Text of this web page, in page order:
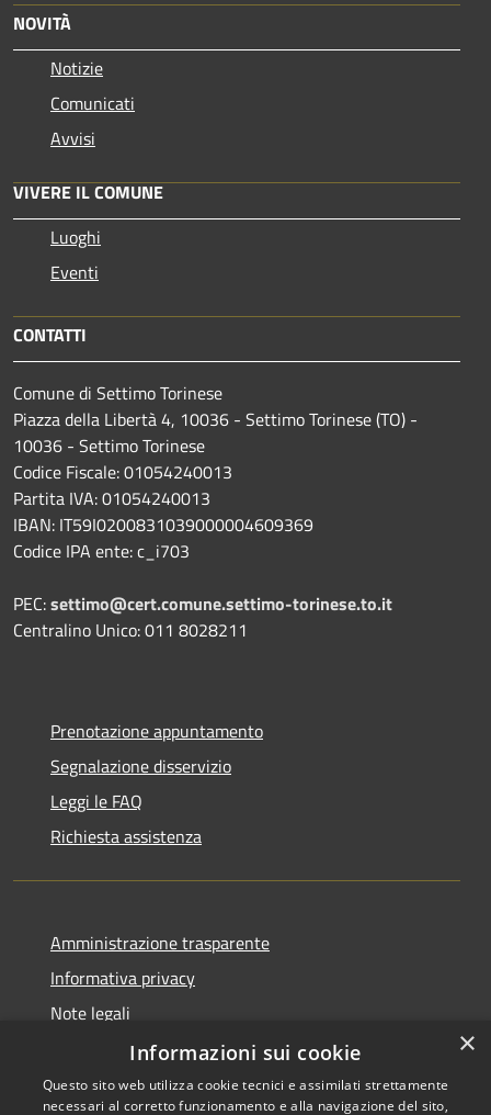
NOVITÀ
Notizie
Comunicati
Avvisi
VIVERE IL COMUNE
Luoghi
Eventi
CONTATTI
Comune di Settimo Torinese
Piazza della Libertà 4, 10036 - Settimo Torinese (TO) -
10036 - Settimo Torinese
Codice Fiscale: 01054240013
Partita IVA: 01054240013
IBAN: IT59I0200831039000004609369
Codice IPA ente: c_i703
PEC:settimo@cert.comune.settimo-torinese.to.it
Centralino Unico: 011 8028211
Prenotazione appuntamento
Segnalazione disservizio
Leggi le FAQ
Richiesta assistenza
Amministrazione trasparente
Informativa privacy
Note legali
Dichiarazione di accessibilità
×
Informazioni sui cookie
Questo sito web utilizza cookie tecnici e assimilati strettamente
necessari al corretto funzionamento e alla navigazione del sito,